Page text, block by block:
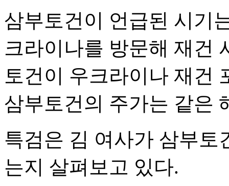
삼부토건이 언급된 시기
크라이나를 방문해 재건
토건이 우크라이나 재건
삼부토건의 주가는 같은
특검은 김 여사가 삼부토
는지 살펴보고 있다.